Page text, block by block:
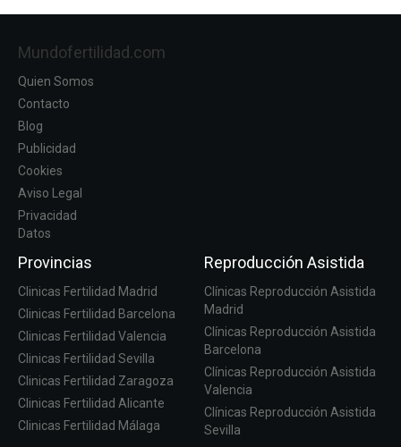
Mundofertilidad.com
Quien Somos
Contacto
Blog
Publicidad
Cookies
Aviso Legal
Privacidad
Datos
Provincias
Clinicas Fertilidad Madrid
Clinicas Fertilidad Barcelona
Clinicas Fertilidad Valencia
Clinicas Fertilidad Sevilla
Clinicas Fertilidad Zaragoza
Clinicas Fertilidad Alicante
Clinicas Fertilidad Málaga
Reproducción Asistida
Clínicas Reproducción Asistida
Madrid
Clínicas Reproducción Asistida
Barcelona
Clínicas Reproducción Asistida
Valencia
Clínicas Reproducción Asistida
Sevilla